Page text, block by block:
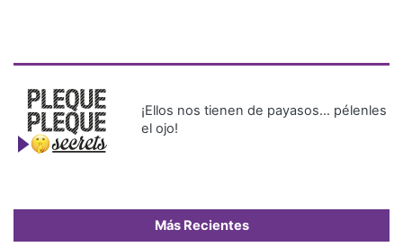
¡Ellos nos tienen de payasos… pélenles
el ojo!
Más Recientes